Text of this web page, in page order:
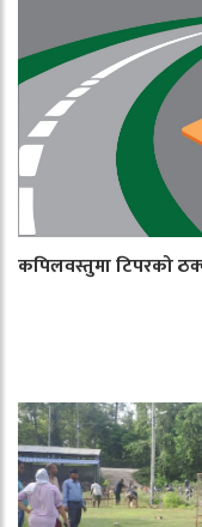
कपिलवस्तुमा टिपरको